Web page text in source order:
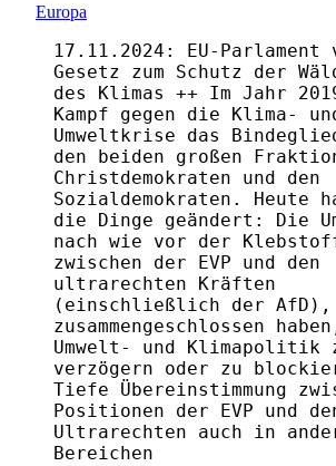
Europa
17.11.2024: EU-Parlament
Gesetz zum Schutz der
des Klimas ++ Im Jahr
Kampf gegen die Klima-
Umweltkrise das
den beiden großen
Christdemokraten und den
Sozialdemokraten. Heute
die Dinge geändert: Die
nach wie vor der
zwischen der EVP und den
ultrarechten Kräften
(einschließlich der
zusammengeschlossen
Umwelt- und Klimapolitik
verzögern oder zu
Tiefe Übereinstimmung
Positionen der EVP und
Ultrarechten auch in
Bereichen